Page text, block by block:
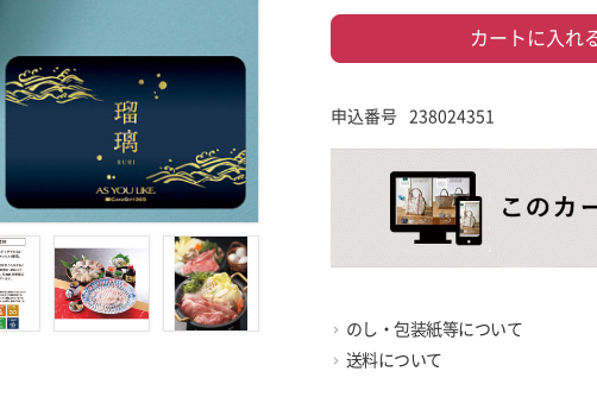
カートに入れ
申込番号 238024351
のし・包装紙等について
送料について